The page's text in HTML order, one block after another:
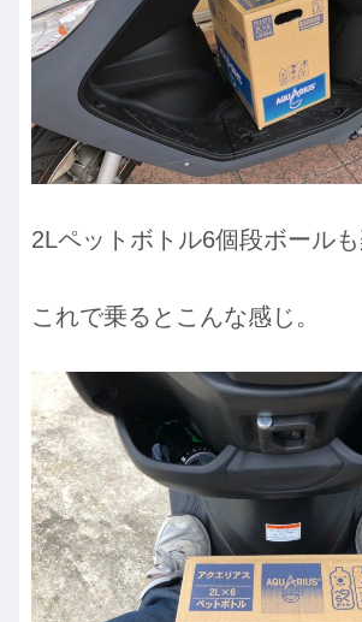
2Lペットボトル6個段ボールも
これで乗るとこんな感じ。